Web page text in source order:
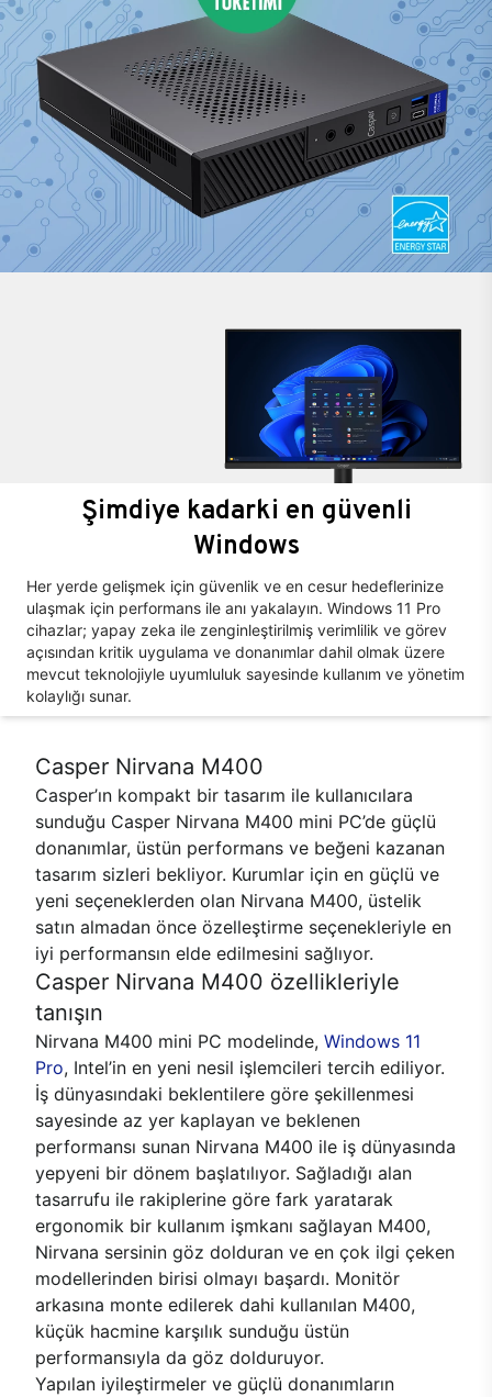
Şimdiye kadarki en güvenli
Windows
Her yerde gelişmek için güvenlik ve en cesur hedeflerinize
ulaşmak için performans ile anı yakalayın. Windows 11 Pro
cihazlar; yapay zeka ile zenginleştirilmiş verimlilik ve görev
açısından kritik uygulama ve donanımlar dahil olmak üzere
mevcut teknolojiyle uyumluluk sayesinde kullanım ve yönetim
kolaylığı sunar.
Casper Nirvana M400
Casper’ın kompakt bir tasarım ile kullanıcılara
sunduğu Casper Nirvana M400 mini PC’de güçlü
donanımlar, üstün performans ve beğeni kazanan
tasarım sizleri bekliyor. Kurumlar için en güçlü ve
yeni seçeneklerden olan Nirvana M400, üstelik
satın almadan önce özelleştirme seçenekleriyle en
iyi performansın elde edilmesini sağlıyor.
Casper Nirvana M400 özellikleriyle
tanışın
Nirvana M400 mini PC modelinde, Windows 11
Pro, Intel’in en yeni nesil işlemcileri tercih ediliyor.
İş dünyasındaki beklentilere göre şekillenmesi
sayesinde az yer kaplayan ve beklenen
performansı sunan Nirvana M400 ile iş dünyasında
yepyeni bir dönem başlatılıyor. Sağladığı alan
tasarrufu ile rakiplerine göre fark yaratarak
ergonomik bir kullanım işmkanı sağlayan M400,
Nirvana sersinin göz dolduran ve en çok ilgi çeken
modellerinden birisi olmayı başardı. Monitör
arkasına monte edilerek dahi kullanılan M400,
küçük hacmine karşılık sunduğu üstün
performansıyla da göz dolduruyor.
Yapılan iyileştirmeler ve güçlü donanımların